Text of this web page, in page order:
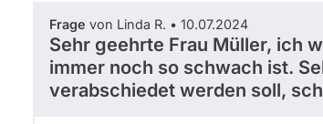
Frage von Linda R. • 10.07.2024
Sehr geehrte Frau Müller, ich
immer noch so schwach ist.
verabschiedet werden soll,